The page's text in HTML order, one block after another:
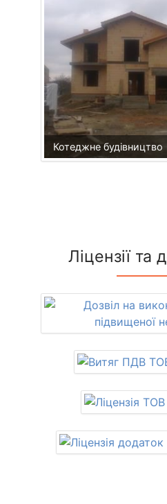
Котеджне будівництво
Ліцензії та